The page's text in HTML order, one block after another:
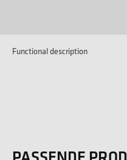
Functional description